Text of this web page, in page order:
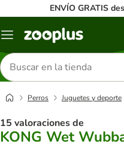
ENVÍO GRATIS
Menú
Buscar
productos
Perros Juguetes y deporte
15 valoraciones de
KONG Wet